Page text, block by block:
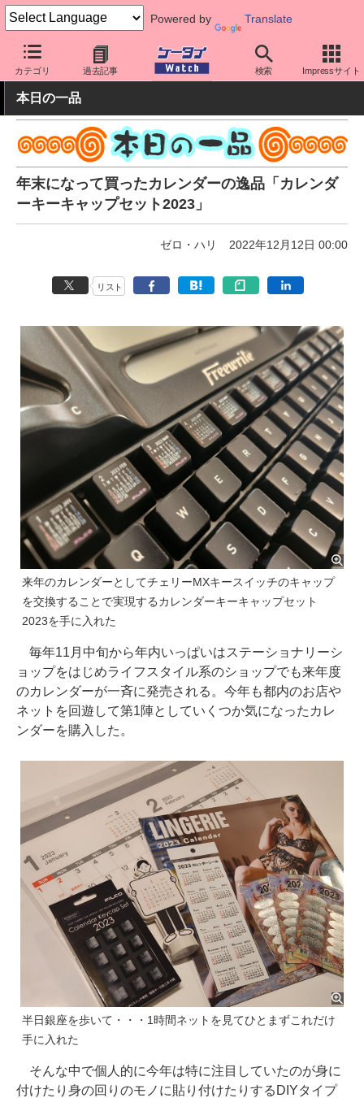
Powered by Translate
カテゴリ 過去記事 検索 Impressサイト
ケータイ Watch 周辺機器/アクセサリー その他
本日の一品
年末になって買ったカレンダーの逸品「カレンダ
ーキーキャップセット2023」
ゼロ・ハリ 2022年12月12日 00:00
リスト
来年のカレンダーとしてチェリーMXキースイッチのキャップ
を交換することで実現するカレンダーキーキャップセット
2023を手に入れた
毎年11月中旬から年内いっぱいはステーショナリーシ
ョップをはじめライフスタイル系のショップでも来年度
のカレンダーが一斉に発売される。今年も都内のお店や
ネットを回遊して第1陣としていくつか気になったカレ
ンダーを購入した。
半日銀座を歩いて・・・1時間ネットを見てひとまずこれだけ
手に入れた
そんな中で個人的に今年は特に注目していたのが身に
付けたり身の回りのモノに貼り付けたりするDIYタイプ